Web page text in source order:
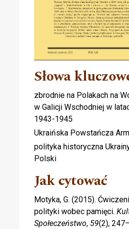
Słowa
zbrodnie na Polakach na
w Galicji Wschodniej w
1943-1945
Ukraińska Powstańcza
polityka historyczna
Polski
Jak cytować
Motyka, G. (2015).
polityki wobec pamięci.
Społeczeństwo, 59(2),